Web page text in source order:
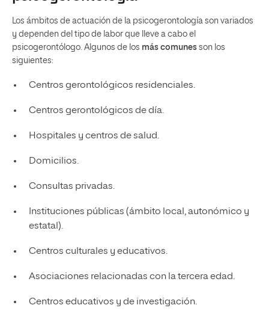
Los ámbitos de actuación de la psicogerontología son variados
y dependen del tipo de labor que lleve a cabo el
psicogerontólogo. Algunos de los más comunes son los
siguientes:
Centros gerontológicos residenciales.
Centros gerontológicos de día.
Hospitales y centros de salud.
Domicilios.
Consultas privadas.
Instituciones públicas (ámbito local, autonómico y
estatal).
Centros culturales y educativos.
Asociaciones relacionadas con la tercera edad.
Centros educativos y de investigación.